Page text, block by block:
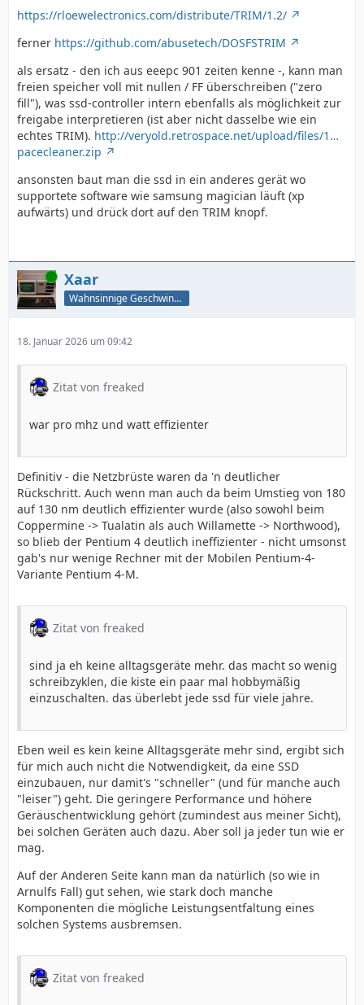
https://rloewelectronics.com/distribute/TRIM/1.2/
ferner https://github.com/abusetech/DOSFSTRIM
als ersatz - den ich aus eeepc 901 zeiten kenne -, kann man
freien speicher voll mit nullen / FF überschreiben ("zero
fill"), was ssd-controller intern ebenfalls als möglichkeit zur
freigabe interpretieren (ist aber nicht dasselbe wie ein
echtes TRIM). http://veryold.retrospace.net/upload/files/1…
pacecleaner.zip
ansonsten baut man die ssd in ein anderes gerät wo
supportete software wie samsung magician läuft (xp
aufwärts) und drück dort auf den TRIM knopf.
Online Xaar
Wahnsinnige Geschwindigkeit - und los!
18. Januar 2026 um 09:42
Zitat von freaked
war pro mhz und watt effizienter
Definitiv - die Netzbrüste waren da 'n deutlicher
Rückschritt. Auch wenn man auch da beim Umstieg von 180
auf 130 nm deutlich effizienter wurde (also sowohl beim
Coppermine -> Tualatin als auch Willamette -> Northwood),
so blieb der Pentium 4 deutlich ineffizienter - nicht umsonst
gab's nur wenige Rechner mit der Mobilen Pentium-4-
Variante Pentium 4-M.
Zitat von freaked
sind ja eh keine alltagsgeräte mehr. das macht so wenig
schreibzyklen, die kiste ein paar mal hobbymäßig
einzuschalten. das überlebt jede ssd für viele jahre.
Eben weil es kein keine Alltagsgeräte mehr sind, ergibt sich
für mich auch nicht die Notwendigkeit, da eine SSD
einzubauen, nur damit's "schneller" (und für manche auch
"leiser") geht. Die geringere Performance und höhere
Geräuschentwicklung gehört (zumindest aus meiner Sicht),
bei solchen Geräten auch dazu. Aber soll ja jeder tun wie er
mag.
Auf der Anderen Seite kann man da natürlich (so wie in
Arnulfs Fall) gut sehen, wie stark doch manche
Komponenten die mögliche Leistungsentfaltung eines
solchen Systems ausbremsen.
Zitat von freaked